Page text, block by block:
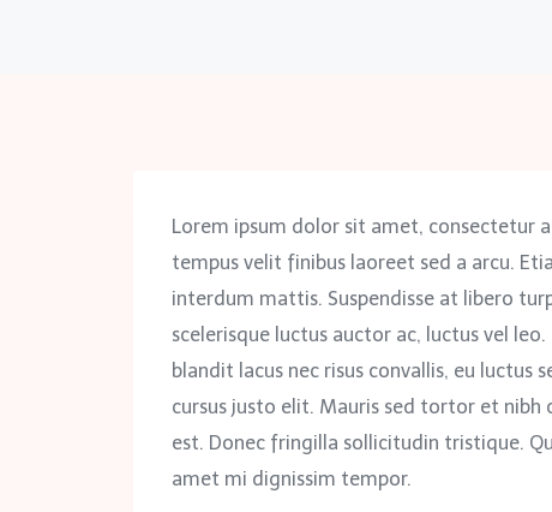
Lorem ipsum dolor sit amet, consectetur
tempus velit finibus laoreet sed a arcu.
interdum mattis. Suspendisse at libero
scelerisque luctus auctor ac, luctus vel
blandit lacus nec risus convallis, eu luctus
cursus justo elit. Mauris sed tortor et
est. Donec fringilla sollicitudin tristique.
amet mi dignissim tempor.